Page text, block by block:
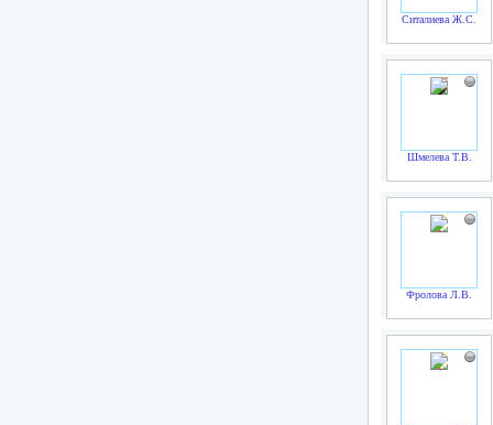
Ситалиева Ж.С.
Шмелева Т.В.
Фролова Л.В.